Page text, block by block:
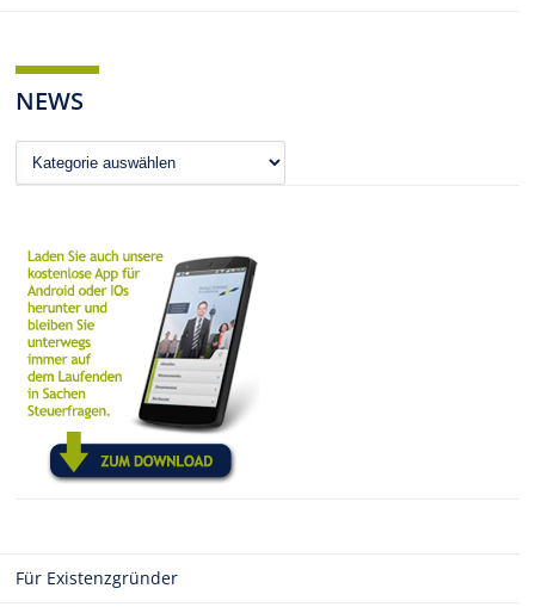
NEWS
News
Für Existenzgründer